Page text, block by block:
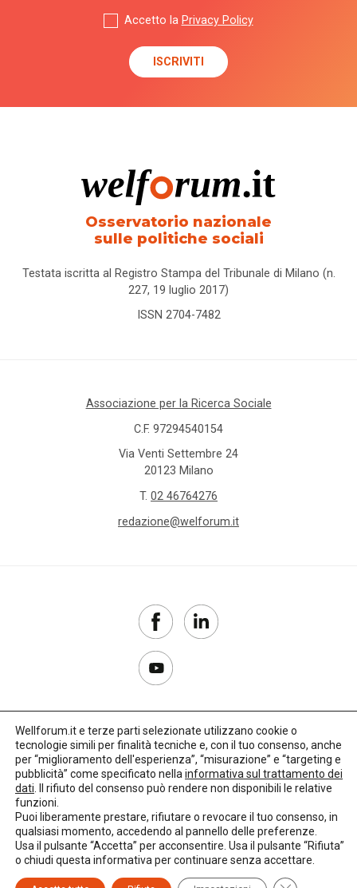
Accetto la Privacy Policy
Osservatorio nazionale
sulle politiche sociali
Testata iscritta al Registro Stampa del Tribunale di Milano (n.
227, 19 luglio 2017)
ISSN 2704-7482
Associazione per la Ricerca Sociale
C.F. 97294540154
Via Venti Settembre 24
20123 Milano
T. 02 46764276
redazione@welforum.it
Copyright 2017–2026
Privacy Policy
Credits: LO Studio
Wellforum.it e terze parti selezionate utilizzano cookie o
tecnologie simili per finalità tecniche e, con il tuo consenso, anche
per “miglioramento dell'esperienza”, “misurazione” e “targeting e
pubblicità” come specificato nella informativa sul trattamento dei
dati . Il rifiuto del consenso può rendere non disponibili le relative
funzioni.
Puoi liberamente prestare, rifiutare o revocare il tuo consenso, in
qualsiasi momento, accedendo al pannello delle preferenze.
Usa il pulsante “Accetta” per acconsentire. Usa il pulsante “Rifiuta”
o chiudi questa informativa per continuare senza accettare.